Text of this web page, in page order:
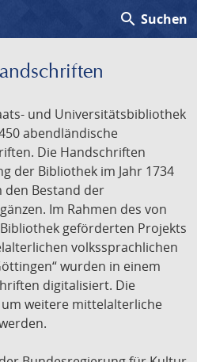
search Suchen
und Universitätsbibliothek
abendländische
Die Handschriften
der Bibliothek im Jahr 1734
den Bestand der
Im Rahmen des von
geförderten Projekts
volkssprachlichen
wurden in einem
digitalisiert. Die
weitere mittelalterliche